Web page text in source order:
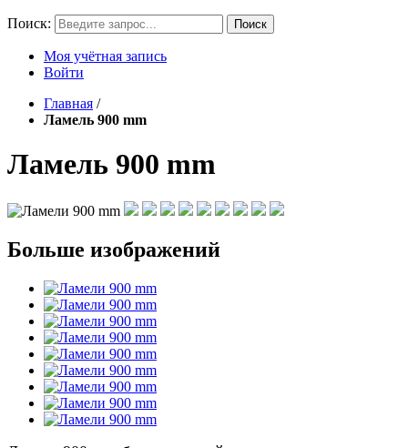
Поиск: Поиск
Моя учётная запись
Войти
Главная /
Ламель 900 mm
Ламель 900 mm
Больше изображений